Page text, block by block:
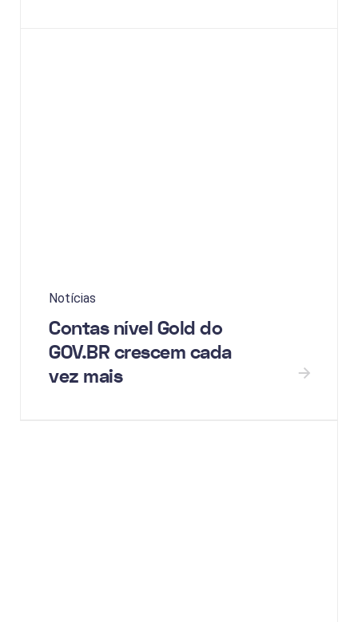
Notícias
Contas nível Gold do
GOV.BR crescem cada
vez mais